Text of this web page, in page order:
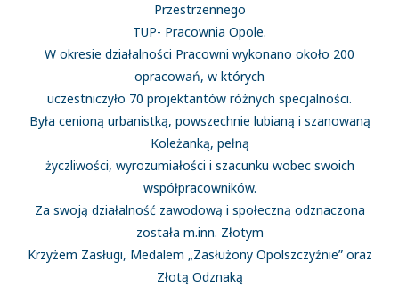
Przestrzennego
TUP- Pracownia Opole.
W okresie działalności Pracowni wykonano około 200
opracowań, w których
uczestniczyło 70 projektantów różnych specjalności.
Była cenioną urbanistką, powszechnie lubianą i szanowaną
Koleżanką, pełną
życzliwości, wyrozumiałości i szacunku wobec swoich
współpracowników.
Za swoją działalność zawodową i społeczną odznaczona
została m.inn. Złotym
Krzyżem Zasługi, Medalem „Zasłużony Opolszczyźnie” oraz
Złotą Odznaką